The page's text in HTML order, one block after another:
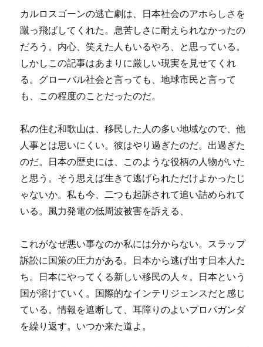
カルロスゴーンの逃亡劇は、日本社会のアホらしさを
蹴っ飛ばしてくれた。息苦しさに耐えられなかったの
だろう。内心、笑えた人もいるやろ、と思っている。
しかしこの記事はあまりに厳しい現実を見せてくれ
る。グローバル社会と言っても、地球市民と言って
も、この程度のことだったのだ。
私の住む和歌山は、移民した人の多い地域なので、他
人事とは思いにくい。彼はやり過ぎたのだ。出過ぎた
のだ。日本の歴史には、このような役柄の人物がいた
と思う。そう思えば生きて逃げられただけよかったじ
ゃないか。私も今、二つも起訴されて追い詰められて
いる。風力発電の低周波被害を訴える、
これがなぜ悪い事なのか私には分からない。スラップ
訴訟に国策の圧力がある。日本から逃げ出す日本人た
ち。日本にやってくる新しい移民の人々。日本という
国が溶けていく。国際的なインテリジェンスだと感じ
ている。情報を遮断して、耳障りのよいプロパガンダ
を繰り返す。いつか来た道よ。